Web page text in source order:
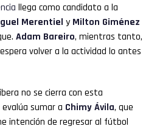
llega como candidato a la
Merentiel y Milton Giménez
Adam Bareiro, mientras tanto,
volver a la actividad lo antes
no se cierra con esta
evalúa sumar a Chimy Ávila, que
intención de regresar al fútbol